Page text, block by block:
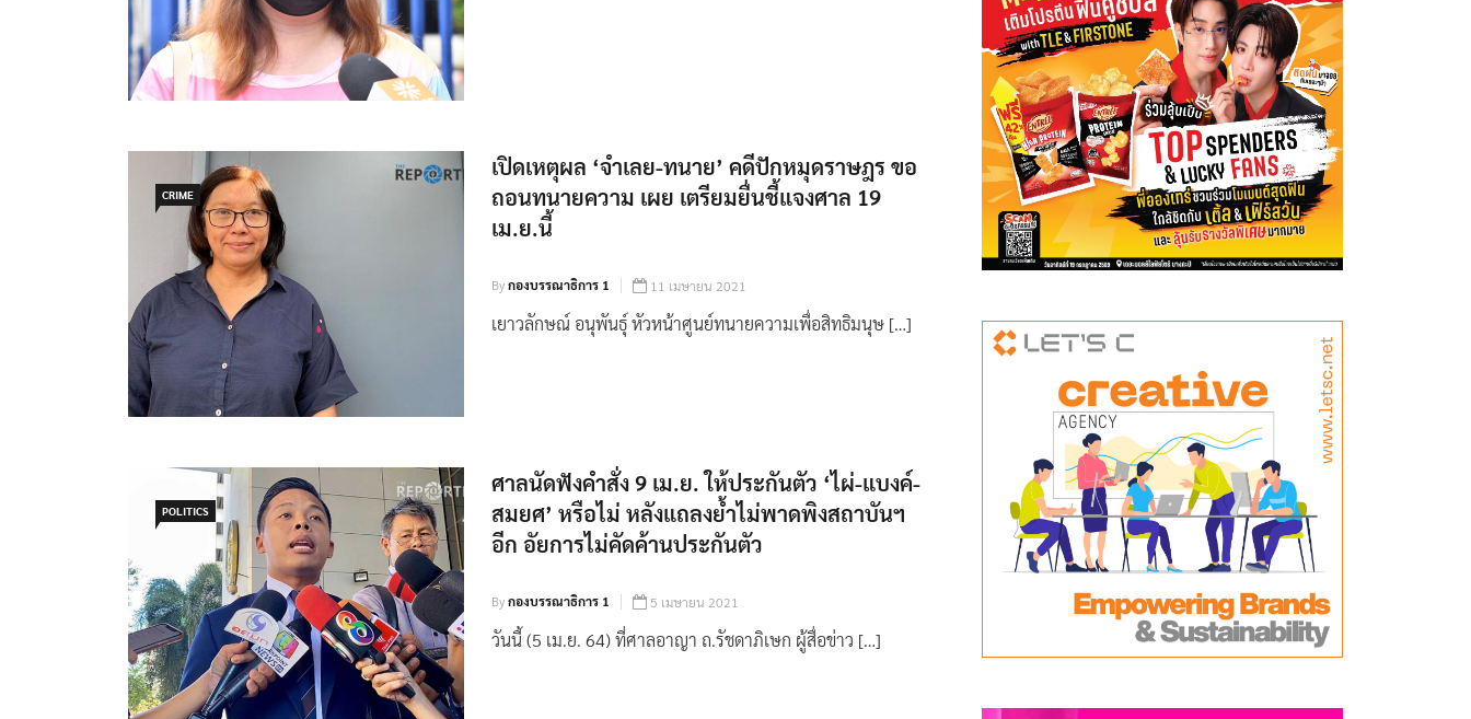
CRIME
เปิดเหตุผล ‘จำเลย-ทนาย’ คดีปักหมุดราษฎร ขอ
ถอนทนายความ เผย เตรียมยื่นชี้แจงศาล 19
เม.ย.นี้
Byกองบรรณาธิการ 1 11 เมษายน 2021
เยาวลักษณ์ อนุพันธุ์ หัวหน้าศูนย์ทนายความเพื่อสิทธิมนุษ […]
POLITICS
ศาลนัดฟังคำสั่ง 9 เม.ย. ให้ประกันตัว ‘ไผ่-แบงค์-
สมยศ’ หรือไม่ หลังแถลงย้ำไม่พาดพิงสถาบันฯ
อีก อัยการไม่คัดค้านประกันตัว
Byกองบรรณาธิการ 1 5 เมษายน 2021
วันนี้ (5 เม.ย. 64) ที่ศาลอาญา ถ.รัชดาภิเษก ผู้สื่อข่าว […]